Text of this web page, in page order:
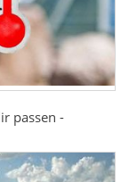
passen -